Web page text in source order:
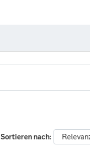
Sortieren nach